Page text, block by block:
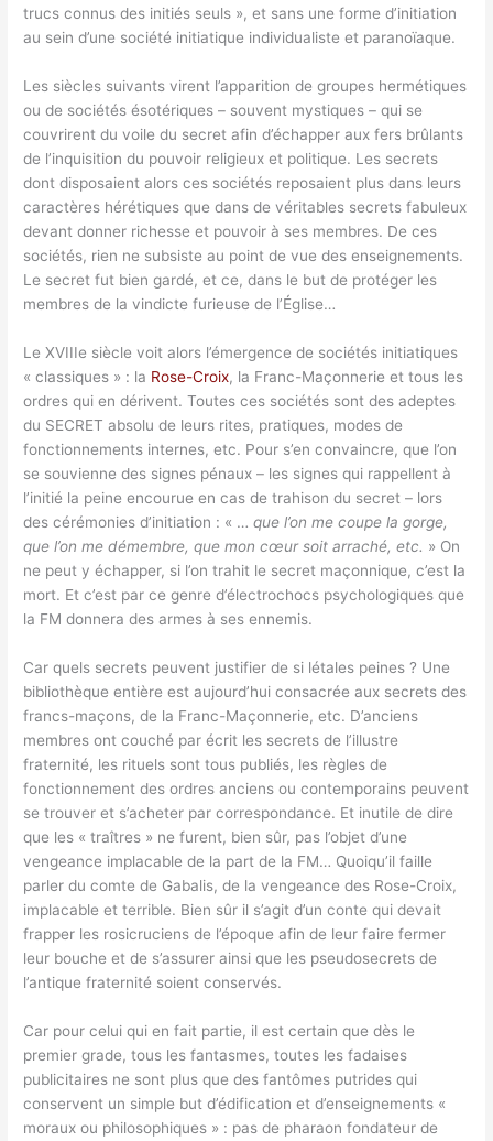
trucs connus des initiés seuls », et sans une forme d’initiation
au sein d’une société initiatique individualiste et paranoïaque.
Les siècles suivants virent l’apparition de groupes hermétiques
ou de sociétés ésotériques – souvent mystiques – qui se
couvrirent du voile du secret afin d’échapper aux fers brûlants
de l’inquisition du pouvoir religieux et politique. Les secrets
dont disposaient alors ces sociétés reposaient plus dans leurs
caractères hérétiques que dans de véritables secrets fabuleux
devant donner richesse et pouvoir à ses membres. De ces
sociétés, rien ne subsiste au point de vue des enseignements.
Le secret fut bien gardé, et ce, dans le but de protéger les
membres de la vindicte furieuse de l’Église…
Le XVIIIe siècle voit alors l’émergence de sociétés initiatiques
« classiques » : la Rose-Croix, la Franc-Maçonnerie et tous les
ordres qui en dérivent. Toutes ces sociétés sont des adeptes
du SECRET absolu de leurs rites, pratiques, modes de
fonctionnements internes, etc. Pour s’en convaincre, que l’on
se souvienne des signes pénaux – les signes qui rappellent à
l’initié la peine encourue en cas de trahison du secret – lors
des cérémonies d’initiation : « …que l’on me coupe la gorge,
que l’on me démembre, que mon cœur soit arraché, etc. » On
ne peut y échapper, si l’on trahit le secret maçonnique, c’est la
mort. Et c’est par ce genre d’électrochocs psychologiques que
la FM donnera des armes à ses ennemis.
Car quels secrets peuvent justifier de si létales peines ? Une
bibliothèque entière est aujourd’hui consacrée aux secrets des
francs-maçons, de la Franc-Maçonnerie, etc. D’anciens
membres ont couché par écrit les secrets de l’illustre
fraternité, les rituels sont tous publiés, les règles de
fonctionnement des ordres anciens ou contemporains peuvent
se trouver et s’acheter par correspondance. Et inutile de dire
que les « traîtres » ne furent, bien sûr, pas l’objet d’une
vengeance implacable de la part de la FM… Quoiqu’il faille
parler du comte de Gabalis, de la vengeance des Rose-Croix,
implacable et terrible. Bien sûr il s’agit d’un conte qui devait
frapper les rosicruciens de l’époque afin de leur faire fermer
leur bouche et de s’assurer ainsi que les pseudosecrets de
l’antique fraternité soient conservés.
Car pour celui qui en fait partie, il est certain que dès le
premier grade, tous les fantasmes, toutes les fadaises
publicitaires ne sont plus que des fantômes putrides qui
conservent un simple but d’édification et d’enseignements «
moraux ou philosophiques » : pas de pharaon fondateur de